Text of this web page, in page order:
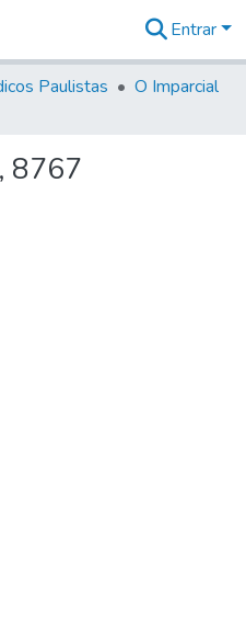
na
Entrar
Paulistas
O Imparcial
8767